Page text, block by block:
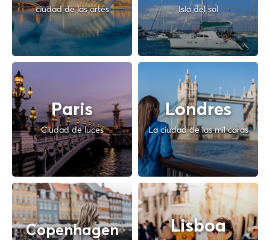
ciudad de las artes Isla del sol
Paris
Ciudad de luces
Londres
La ciudad de las mil caras
Copenhagen Lisboa